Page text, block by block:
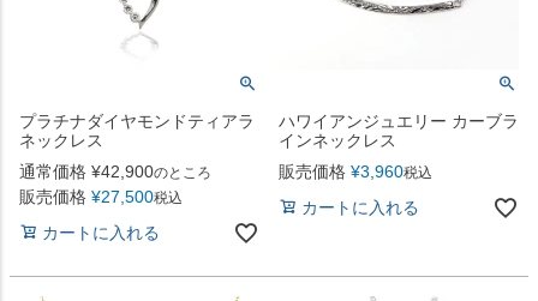
プラチナダイヤモンドティアラ
ネックレス
通常価格 ¥42,900のところ
販売価格 ¥27,500税込
カートに入れる
ハワイアンジュエリー カーブラ
インネックレス
販売価格 ¥3,960税込
カートに入れる